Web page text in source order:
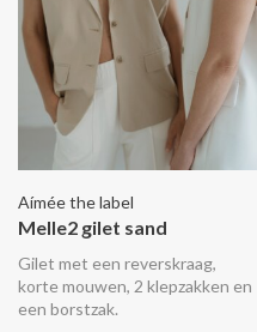
Aímée the label
Melle2 gilet sand
Gilet met een reverskraag,
korte mouwen, 2 klepzakken en
een borstzak.